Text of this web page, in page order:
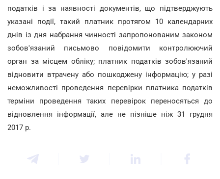
податків і за наявності документів, що підтверджують
указані події, такий платник протягом 10 календарних
днів із дня набрання чинності запропонованим законом
зобов'язаний письмово повідомити контролюючий
орган за місцем обліку; платник податків зобов'язаний
відновити втрачену або пошкоджену інформацію; у разі
неможливості проведення перевірки платника податків
терміни проведення таких перевірок переносяться до
відновлення інформації, але не пізніше ніж 31 грудня
2017 р.